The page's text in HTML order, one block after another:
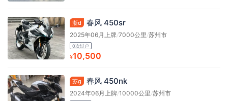
浙d 春风 450sr
2025年06月上牌/7000公里/苏州市
0次过户
¥10,500
苏g 春风 450nk
2024年06月上牌/10000公里/苏州市